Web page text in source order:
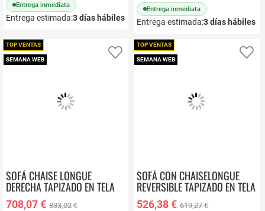
Entrega inmediata
Entrega estimada:3días hábiles
Entrega inmediata
Entrega estimada:3días hábiles
TOP VENTAS
SEMANA WEB
Añadir a favoritos
SOFÁ CHAISE LONGUE
DERECHA TAPIZADO EN TELA
AVRIL
708,07 € 833,02 €
TOP VENTAS
SEMANA WEB
SOFÁ CON CHAISELONGUE
REVERSIBLE TAPIZADO EN TELA
GREEN DAMA
526,38 € 619,27 €